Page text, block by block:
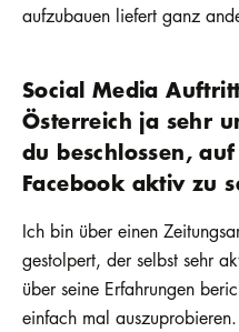
aufzubauen liefert ganz
Social Media
Österreich ja sehr
du beschlossen,
Facebook aktiv zu
Ich bin über einen
gestolpert, der selbst sehr
über seine Erfahrungen
einfach mal